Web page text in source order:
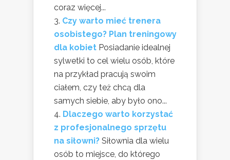
coraz więcej...
Czy warto mieć trenera
osobistego? Plan treningowy
dla kobiet Posiadanie idealnej
sylwetki to cel wielu osób, które
na przykład pracują swoim
ciałem, czy też chcą dla
samych siebie, aby było ono...
Dlaczego warto korzystać
z profesjonalnego sprzętu
na siłowni? Siłownia dla wielu
osób to miejsce, do którego